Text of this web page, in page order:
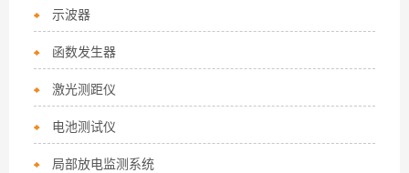
示波器
函数发生器
激光测距仪
电池测试仪
局部放电监测系统